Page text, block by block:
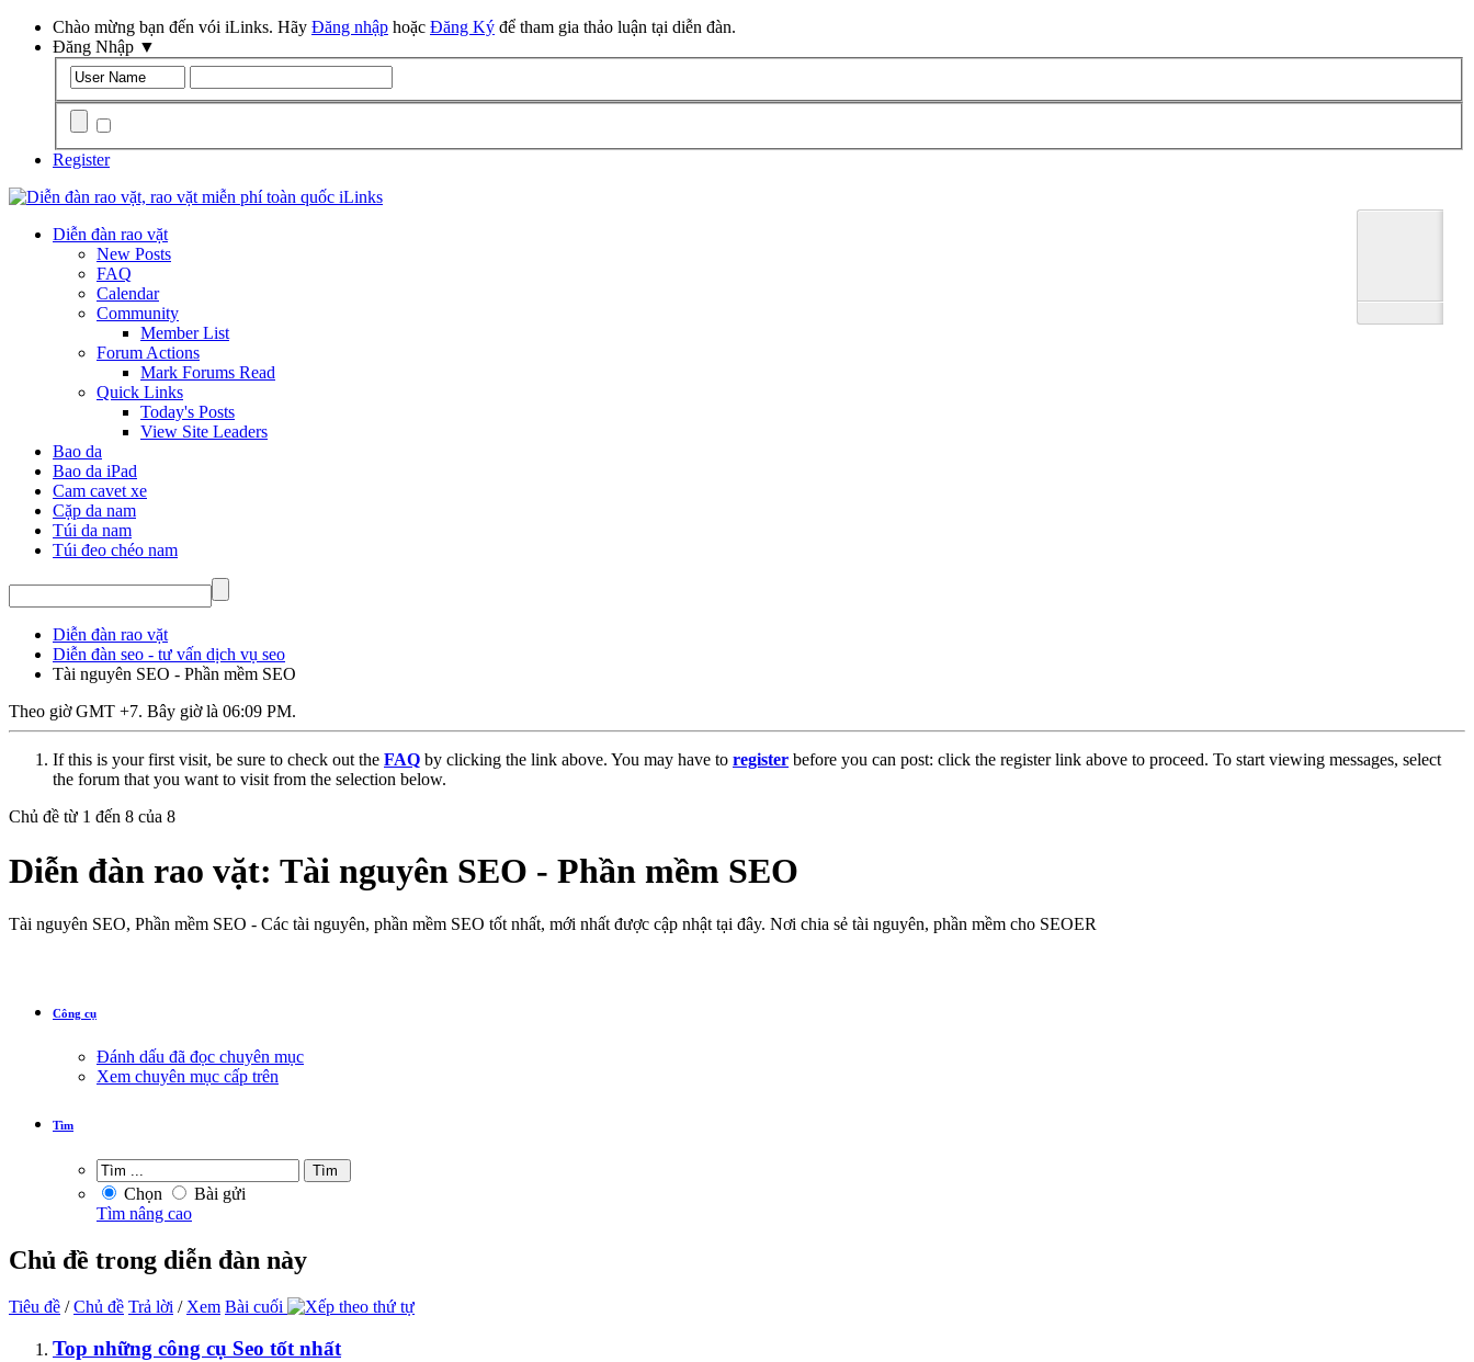
Chào mừng bạn đến vói iLinks. Hãy Đăng nhập hoặc Đăng Ký để tham gia thảo luận tại diễn đàn.
Đăng Nhập ▼
Register
Diễn đàn rao vặt
New Posts
FAQ
Calendar
Community
Member List
Forum Actions
Mark Forums Read
Quick Links
Today's Posts
View Site Leaders
Bao da
Bao da iPad
Cam cavet xe
Cặp da nam
Túi da nam
Túi đeo chéo nam
Diễn đàn rao vặt
Diễn đàn seo - tư vấn dịch vụ seo
Tài nguyên SEO - Phần mềm SEO
Theo giờ GMT +7. Bây giờ là 06:09 PM.
If this is your first visit, be sure to check out the FAQ by clicking the link above. You may have to register before you can post: click the register link above to proceed. To start viewing messages, select
the forum that you want to visit from the selection below.
Chủ đề từ 1 đến 8 của 8
Diễn đàn rao vặt: Tài nguyên SEO - Phần mềm SEO
Tài nguyên SEO, Phần mềm SEO - Các tài nguyên, phần mềm SEO tốt nhất, mới nhất được cập nhật tại đây. Nơi chia sẻ tài nguyên, phần mềm cho SEOER
Công cụ
Đánh dấu đã đọc chuyên mục
Xem chuyên mục cấp trên
Tìm
Chọn
Bài gửi
Tìm nâng cao
Chủ đề trong diễn đàn này
Tiêu đề /Chủ đề Trả lời / Xem Bài cuối
Top những công cụ Seo tốt nhất